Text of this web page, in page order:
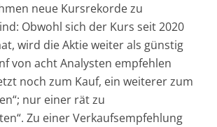
neue Kursrekorde zu
Obwohl sich der Kurs seit 2020
wird die Aktie weiter als günstig
von acht Analysten empfehlen
noch zum Kauf, ein weiterer zum
nur einer rät zu
Zu einer Verkaufsempfehlung